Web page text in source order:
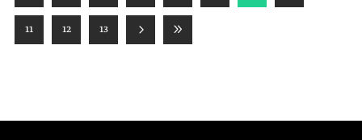
11 12 13